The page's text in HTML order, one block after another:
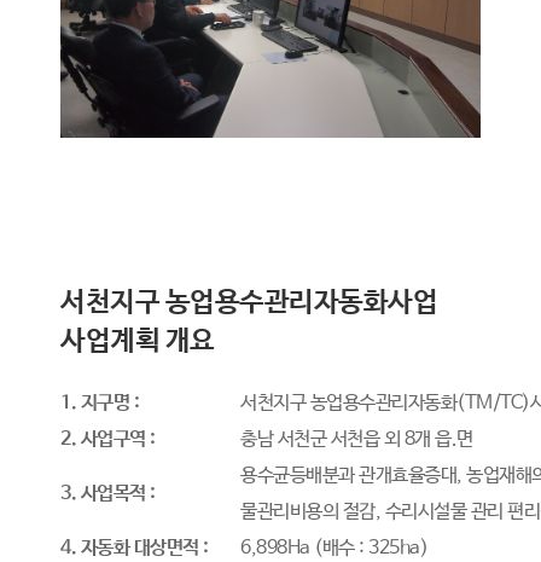
서천지구 농업용수관리자동화사업
사업계획 개요
1. 지구명 :
서천지구 농업용수관리자동화(TM/TC)
2. 사업구역 :
충남 서천군 서천읍 외 8개 읍.면
3. 사업목적 :
용수균등배분과 관개효율증대, 농업재해
물관리비용의 절감, 수리시설물 관리 편
4. 자동화 대상면적 :
6,898Ha (배수 : 325ha)